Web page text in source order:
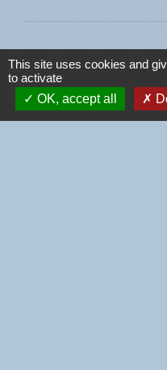
This site uses cookies and
to activate
OK, accept all